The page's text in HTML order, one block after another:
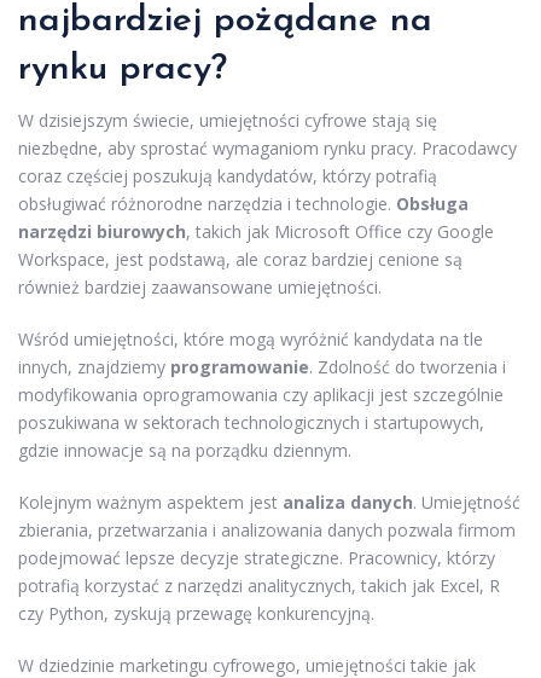
najbardziej pożądane na
rynku pracy?
W dzisiejszym świecie, umiejętności cyfrowe stają się
niezbędne, aby sprostać wymaganiom rynku pracy. Pracodawcy
coraz częściej poszukują kandydatów, którzy potrafią
obsługiwać różnorodne narzędzia i technologie. Obsługa
narzędzi biurowych, takich jak Microsoft Office czy Google
Workspace, jest podstawą, ale coraz bardziej cenione są
również bardziej zaawansowane umiejętności.
Wśród umiejętności, które mogą wyróżnić kandydata na tle
innych, znajdziemy programowanie. Zdolność do tworzenia i
modyfikowania oprogramowania czy aplikacji jest szczególnie
poszukiwana w sektorach technologicznych i startupowych,
gdzie innowacje są na porządku dziennym.
Kolejnym ważnym aspektem jest analiza danych. Umiejętność
zbierania, przetwarzania i analizowania danych pozwala firmom
podejmować lepsze decyzje strategiczne. Pracownicy, którzy
potrafią korzystać z narzędzi analitycznych, takich jak Excel, R
czy Python, zyskują przewagę konkurencyjną.
W dziedzinie marketingu cyfrowego, umiejętności takie jak